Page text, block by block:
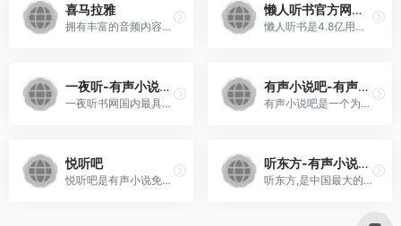
喜马拉雅
拥有丰富的音频内容生态，音...
懒人听书官方网站 – 懒人听书，知名有声阅读平台，身边的有声图书馆
懒人听书是4.8亿用户选择的综...
一夜听-有声小说，在线收听，轻轻松松免费听书
一夜听书网国内最具影响力的...
有声小说吧-有声小说,有声小说打包下载,评书网,在线收听,有声下吧 –
有声小说吧是一个为您免费提...
悦听吧
悦听吧是有声小说免费声音内容分享平台, 为您找到每一天的精神食粮!
听东方-有声小说在线收听_有声读物mp3_儿童睡前故事
听东方,是中国最大的有声小说...